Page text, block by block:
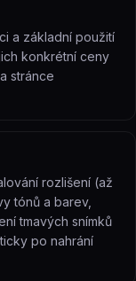
a základní použití
konkrétní ceny
stránce
rozlišení (až
tónů a barev,
tmavých snímků
po nahrání